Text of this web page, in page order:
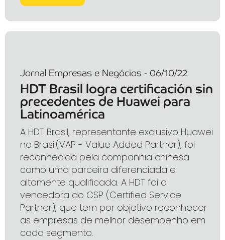
Jornal Empresas e Negócios - 06/10/22
HDT Brasil logra certificación sin
precedentes de Huawei para
Latinoamérica
A HDT Brasil, representante exclusivo Huawei
no Brasil(VAP - Value Added Partner), foi
reconhecida pela companhia chinesa
como uma parceira diferenciada e
altamente qualificada. A HDT foi a
vencedora do CSP (Certified Service
Partner), que tem por objetivo reconhecer
as empresas de melhor desempenho em
cada segmento.